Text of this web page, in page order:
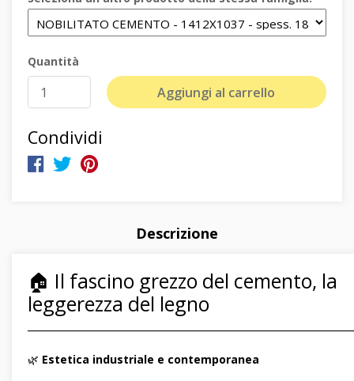
Quantità
Aggiungi al carrello
Condividi
Descrizione
🏠 Il fascino grezzo del cemento, la
leggerezza del legno
🌿 Estetica industriale e contemporanea